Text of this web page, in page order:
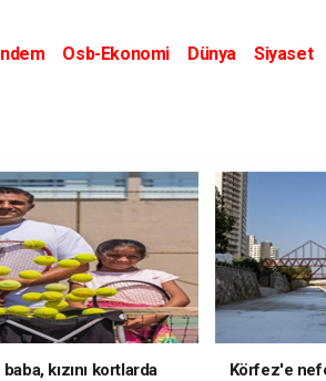
Osb-Ekonomi Dünya Siyaset
kızını kortlarda
Körfez'e